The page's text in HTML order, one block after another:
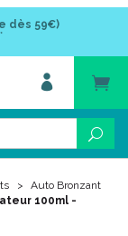
dès 59€)
*
Auto Bronzant
100ml -